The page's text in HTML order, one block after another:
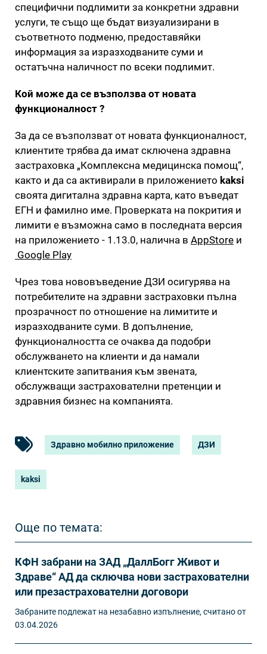
специфични подлимити за конкретни здравни
услуги, те също ще бъдат визуализирани в
съответното подменю, предоставяйки
информация за изразходваните суми и
остатъчна наличност по всеки подлимит.
Кой може да се възползва от новата
функционалност ?
За да се възползват от новата функционалност,
клиентите трябва да имат сключена здравна
застраховка „Комплексна медицинска помощ“,
както и да са активирали в приложението kaksi
своята дигитална здравна карта, като въведат
ЕГН и фамилно име. Проверката на покрития и
лимити е възможна само в последната версия
на приложението - 1.13.0, налична в AppStore и
Google Play
Чрез това нововъведение ДЗИ осигурява на
потребителите на здравни застраховки пълна
прозрачност по отношение на лимитите и
изразходваните суми. В допълнение,
функционалността се очаква да подобри
обслужването на клиенти и да намали
клиентските запитвания към звената,
обслужващи застрахователни претенции и
здравния бизнес на компанията.
Здравно мобилно приложение ДЗИ
kaksi
Още по темата:
КФН забрани на ЗАД „ДаллБогг Живот и
Здраве“ АД да сключва нови застрахователни
или презастрахователни договори
Забраните подлежат на незабавно изпълнение, считано от
03.04.2026